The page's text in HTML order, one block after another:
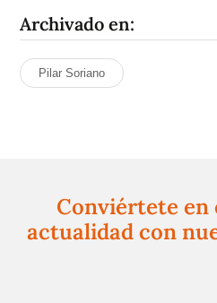
Archivado en:
Pilar Soriano
Conviértete en
actualidad con